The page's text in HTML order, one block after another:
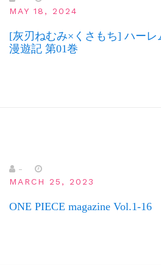
MAY 18, 2024
[灰刃ねむみ×くさもち] ハーレ
漫遊記 第01巻
-
MARCH 25, 2023
ONE PIECE magazine Vol.1-16